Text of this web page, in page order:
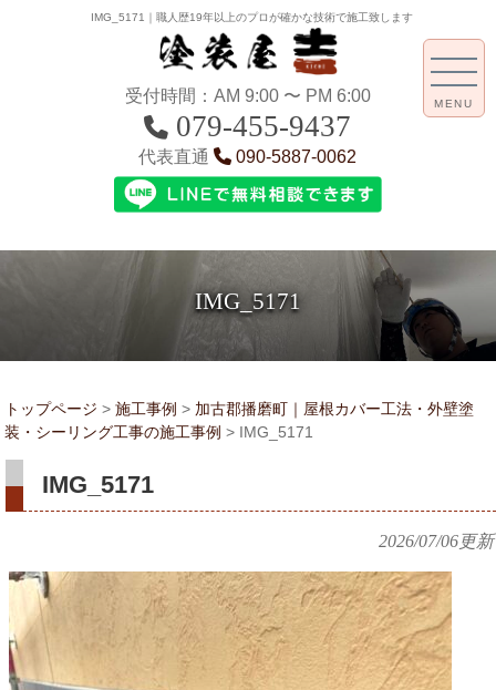
IMG_5171｜職人歴19年以上のプロが確かな技術で施工致します
受付時間：AM 9:00 〜 PM 6:00
079-455-9437
代表直通 090-5887-0062
IMG_5171
MENU
トップページ > 施工事例 > 加古郡播磨町｜屋根カバー工法・外壁塗
装・シーリング工事の施工事例 > IMG_5171
IMG_5171
2026/07/06更新